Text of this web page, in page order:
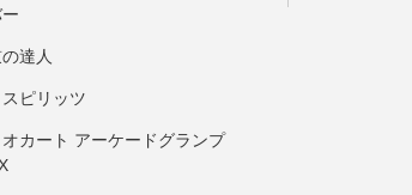
達人
ピリッツ
カート アーケードグランプ